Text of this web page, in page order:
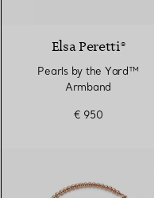
Elsa Peretti®
Pearls by the Yard™
Armband
€ 950